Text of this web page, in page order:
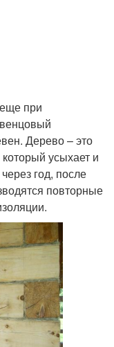
при
Дерево – это
усыхает и
год, после
повторные